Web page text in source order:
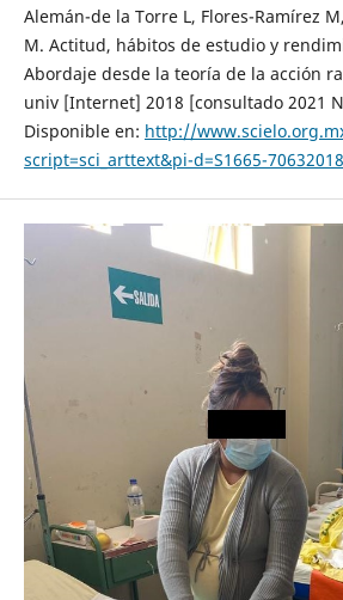
Alemán-de la Torre L, Flores-Ramírez
M. Actitud, hábitos de estudio y
Abordaje desde la teoría de la acción
univ [Internet] 2018 [consultado 2021
Disponible en: http://
script=sci_arttext&pi-d=S1665-